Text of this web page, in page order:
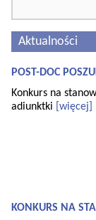
Aktualności
POST-DOC
Konkurs na
adiunktki
[więcej]
KONKURS NA